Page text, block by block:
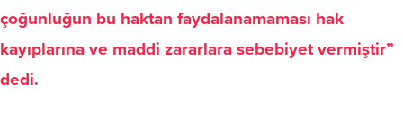
çoğunluğun bu haktan faydalanamaması hak
kayıplarına ve maddi zararlara sebebiyet vermiştir”
dedi.